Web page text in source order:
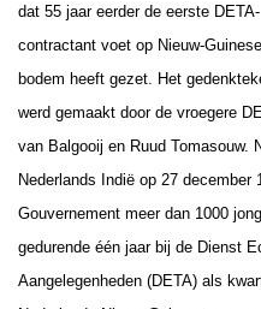
dat 55 jaar eerder de eerste DETA-
contractant voet op Nieuw-Guinese
bodem heeft gezet. Het
werd gemaakt door de vroegere
van Balgooij en Ruud Tomasouw.
Nederlands Indië op 27 december
Gouvernement meer dan 1000
gedurende één jaar bij de Dienst
Aangelegenheden (DETA) als